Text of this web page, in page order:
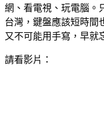
網、看電視、玩電腦。
台灣，鍵盤應該短時間
又不可能用手寫，早就
請看影片：